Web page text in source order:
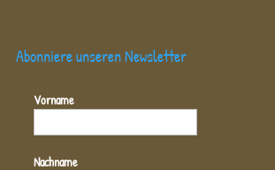
Abonniere unseren Newsletter
Vorname
Nachname